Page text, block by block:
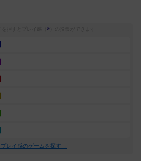
※
レイ感のゲームを探す→